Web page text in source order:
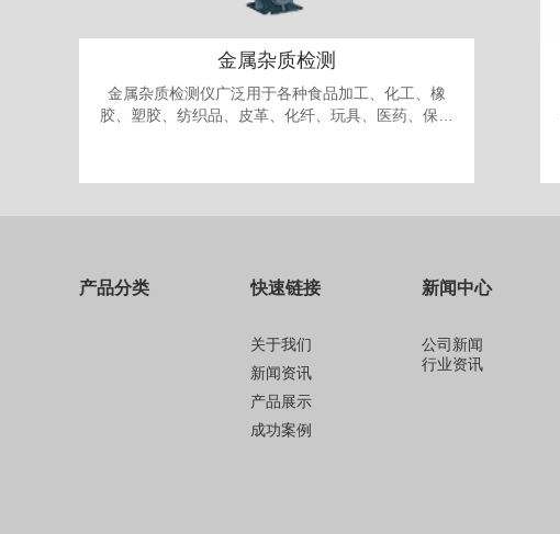
金属杂质检测
金属杂质检测仪广泛用于各种食品加工、化工、橡
胶、塑胶、纺织品、皮革、化纤、玩具、医药、保健
产品分类 快速链接
关于我们
新闻资讯
产品展示
成功案例
新闻中心
公司新闻
行业资讯